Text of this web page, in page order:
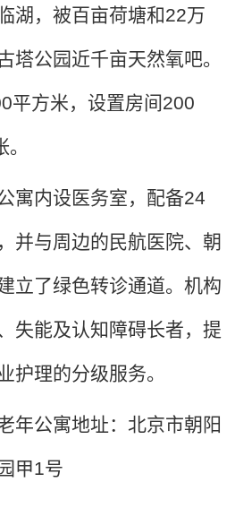
湖，被百亩荷塘和22万
塔公园近千亩天然氧吧。
平方米，设置房间200
寓内设医务室，配备24
并与周边的民航医院、朝
立了绿色转诊通道。机构
失能及认知障碍长者，提
护理的分级服务。
年公寓地址：北京市朝阳
甲1号